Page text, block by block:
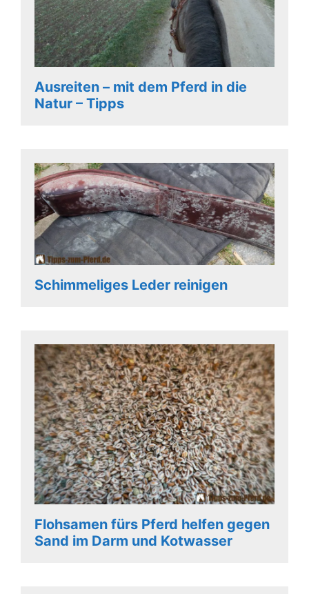
Ausreiten – mit dem Pferd in die
Natur – Tipps
Schimmeliges Leder reinigen
Flohsamen fürs Pferd helfen gegen
Sand im Darm und Kotwasser